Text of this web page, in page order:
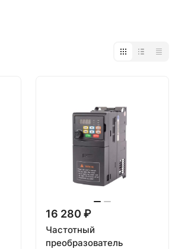
16 280 ₽
Частотный
преобразователь